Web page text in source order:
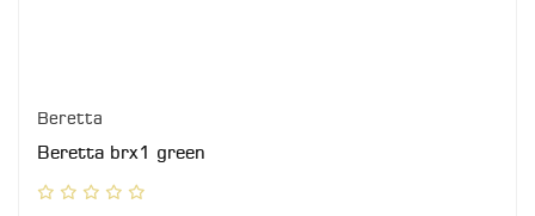
Beretta
Beretta brx1 green